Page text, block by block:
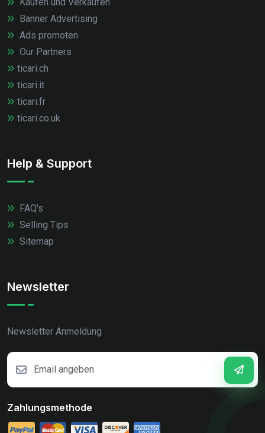
Banner Advertising
Ads promoten
Our Partners
ticari.ch
ticari.it
ticari.fr
ticari.co.uk
Help & Support
FAQ's
Selling Tips
Sitemap
Newsletter
Newsletter Anmeldung
Zahlungsmethode